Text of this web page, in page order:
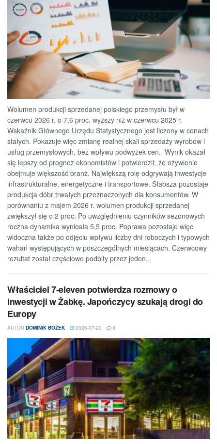
Wolumen produkcji sprzedanej polskiego przemysłu był w
czerwcu 2026 r. o 7,6 proc. wyższy niż w czerwcu 2025 r.
Wskaźnik Głównego Urzędu Statystycznego jest liczony w cenach
stałych. Pokazuje więc zmianę realnej skali sprzedaży wyrobów i
usług przemysłowych, bez wpływu podwyżek cen. Wynik okazał
się lepszy od prognoz ekonomistów i potwierdził, że ożywienie
obejmuje większość branż. Największą rolę odgrywają inwestycje
infrastrukturalne, energetyczne i transportowe. Słabsza pozostaje
produkcja dóbr trwałych przeznaczonych dla konsumentów. W
porównaniu z majem 2026 r. wolumen produkcji sprzedanej
zwiększył się o 2 proc. Po uwzględnieniu czynników sezonowych
roczna dynamika wyniosła 5,5 proc. Poprawa pozostaje więc
widoczna także po odjęciu wpływu liczby dni roboczych i typowych
wahań występujących w poszczególnych miesiącach. Czerwcowy
rezultat został częściowo podbity przez jeden...
Właściciel 7-eleven potwierdza rozmowy o
inwestycji w Żabkę. Japończycy szukają drogi do
Europy
AUTOR DOMINIK BOŻEK 2026-07-20 0